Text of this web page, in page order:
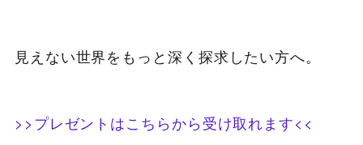
見えない世界をもっと深く探求したい方へ。
>>プレゼントはこちらから受け取れます<<